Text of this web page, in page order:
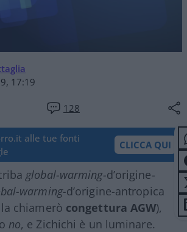
17:19
128
alle tue fonti
CLICCA QUI
global-warming-d’origine-
warming-d’origine-antropica
chiamerò congettura AGW),
no, e Zichichi è un luminare.